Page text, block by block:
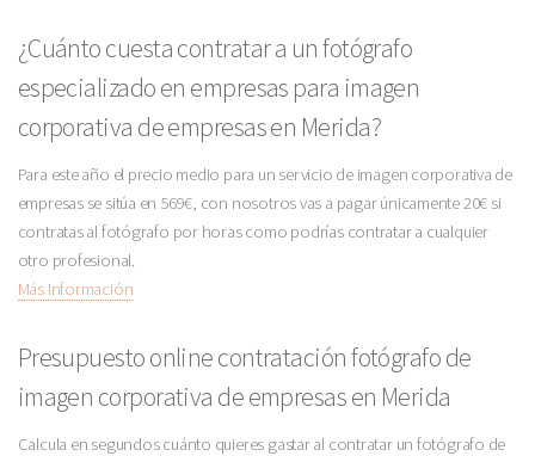
¿Cuánto cuesta contratar a un fotógrafo
especializado en empresas para imagen
corporativa de empresas en Merida?
Para este año el precio medio para un servicio de imagen corporativa de
empresas se sitúa en 569€, con nosotros vas a pagar únicamente 20€ si
contratas al fotógrafo por horas como podrías contratar a cualquier
otro profesional.
Más Información
Presupuesto online contratación fotógrafo de
imagen corporativa de empresas en Merida
Calcula en segundos cuánto quieres gastar al contratar un fotógrafo de